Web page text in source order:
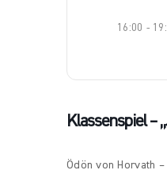
16:00 -
Klassenspiel –
Ödön von Horvath –